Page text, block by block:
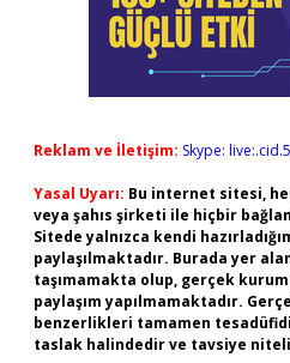
Reklam ve İletişim: Skype:
Yasal Uyarı: Bu internet sitesi,
veya şahıs şirketi ile hiçbir
Sitede yalnızca kendi
paylaşılmaktadır. Burada yer
taşımamakta olup, gerçek
paylaşım yapılmamaktadır.
benzerlikleri tamamen
taslak halindedir ve tavsiye